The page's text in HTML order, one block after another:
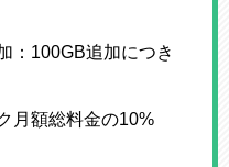
：100GB追加につき
月額総料金の10%